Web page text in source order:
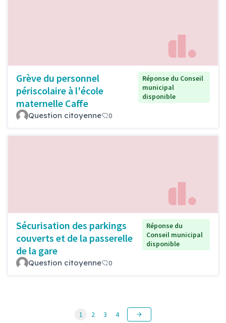
Grève du personnel
périscolaire à l'école
maternelle Caffe
Réponse du Conseil
municipal
disponible
Question citoyenne 0
Sécurisation des parkings
couverts et de la passerelle
de la gare
Réponse du
Conseil municipal
disponible
Question citoyenne 0
1 2 3 4